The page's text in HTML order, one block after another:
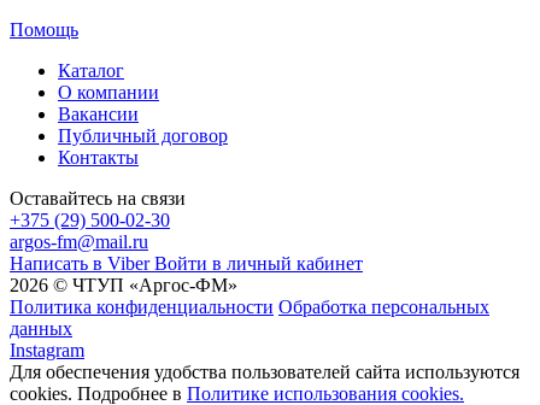
Помощь
Каталог
О компании
Вакансии
Публичный договор
Контакты
Оставайтесь на связи
+375 (29) 500-02-30
argos-fm@mail.ru
Написать в Viber Войти в личный кабинет
2026 © ЧТУП «Аргос-ФМ»
Политика конфиденциальности Обработка персональных
данных
Instagram
Для обеспечения удобства пользователей сайта используются
cookies. Подробнее в Политике использования cookies.